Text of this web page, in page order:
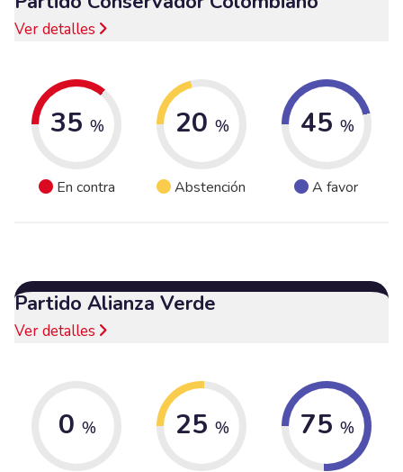
Ver detalles
35 %
En contra
20 %
Abstención
45 %
A favor
Partido Alianza Verde
Ver detalles
0 % 25 % 75 %